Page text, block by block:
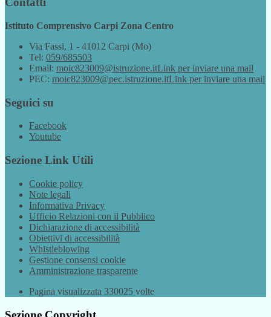
Istituto Comprensivo Carpi Zona Centro
Via Fassi, 1 - 41012 Carpi (Mo)
Tel: 059/685503
Email: moic823009@istruzione.itLink per inviare una mail
PEC: moic823009@pec.istruzione.itLink per inviare una mail
Seguici su
Facebook
Youtube
Sezione Link Utili
Cookie policy
Note legali
Informativa Privacy
Ufficio Relazioni con il Pubblico
Dichiarazione di accessibilità
Obiettivi di accessibilità
Whistleblowing
Gestione consensi cookie
Amministrazione trasparente
Pagina visualizzata 330025 volte